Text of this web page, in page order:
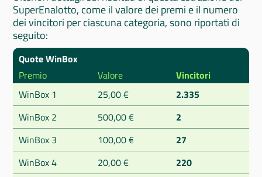
SuperEnalotto, come il valore dei premi e il numero
dei vincitori per ciascuna categoria, sono riportati di
seguito:
Quote WinBox
Premio
Valore
Vincitori
WinBox 1
25,00 €
2.335
WinBox 2
500,00 €
2
WinBox 3
100,00 €
27
WinBox 4
20,00 €
220